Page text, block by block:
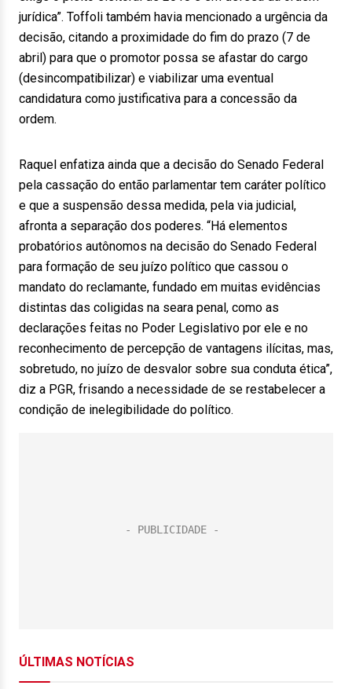
jurídica”. Toffoli também havia mencionado a urgência da
decisão, citando a proximidade do fim do prazo (7 de
abril) para que o promotor possa se afastar do cargo
(desincompatibilizar) e viabilizar uma eventual
candidatura como justificativa para a concessão da
ordem.
Raquel enfatiza ainda que a decisão do Senado Federal
pela cassação do então parlamentar tem caráter político
e que a suspensão dessa medida, pela via judicial,
afronta a separação dos poderes. “Há elementos
probatórios autônomos na decisão do Senado Federal
para formação de seu juízo político que cassou o
mandato do reclamante, fundado em muitas evidências
distintas das coligidas na seara penal, como as
declarações feitas no Poder Legislativo por ele e no
reconhecimento de percepção de vantagens ilícitas, mas,
sobretudo, no juízo de desvalor sobre sua conduta ética”,
diz a PGR, frisando a necessidade de se restabelecer a
condição de inelegibilidade do político.